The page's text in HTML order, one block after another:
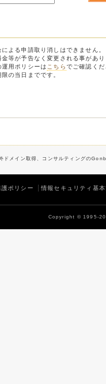
よる申請取り消しはできません。
金等が予告なく変更される事があ
用ポリシーは こちら でご確認く
の当日までです。
ドメイン取得、コンサルティングの
ポリシー 情報セキュリティ基
Copyright © 1995-